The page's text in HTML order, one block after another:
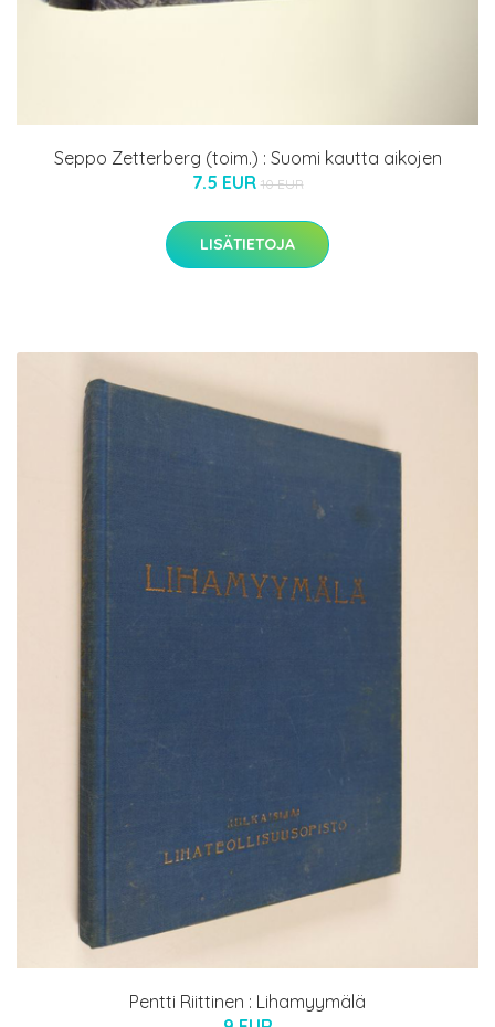
Seppo Zetterberg (toim.) : Suomi kautta aikojen
7.5 EUR 10 EUR
LISÄTIETOJA
Pentti Riittinen : Lihamyymälä